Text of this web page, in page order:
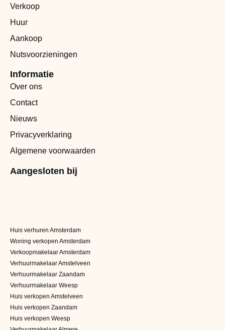
Verkoop
Huur
Aankoop
Nutsvoorzieningen
Informatie
Over ons
Contact
Nieuws
Privacyverklaring
Algemene voorwaarden
Aangesloten bij
Huis verhuren Amsterdam
Woning verkopen Amsterdam
Verkoopmakelaar Amsterdam
Verhuurmakelaar Amstelveen
Verhuurmakelaar Zaandam
Verhuurmakelaar Weesp
Huis verkopen Amstelveen
Huis verkopen Zaandam
Huis verkopen Weesp